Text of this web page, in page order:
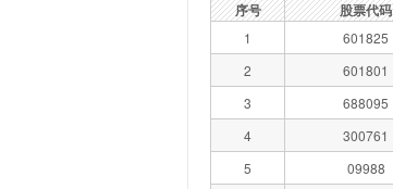
序号 股票代码
1 601825
2
601801
3
688095
4
300761
5
09988